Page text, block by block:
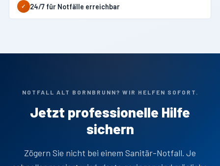
✓ 24/7 für Notfälle erreichbar
NOTFALL ALT BORNBRUNN? WIR HELFEN SOFORT.
Jetzt professionelle Hilfe
sichern
Zögern Sie nicht bei einem Sanitär-Notfall. Je